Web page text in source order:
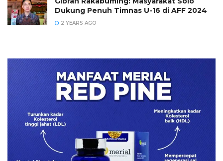
Dukung Penuh Timnas U-16 di AFF 2024
2 YEARS AGO